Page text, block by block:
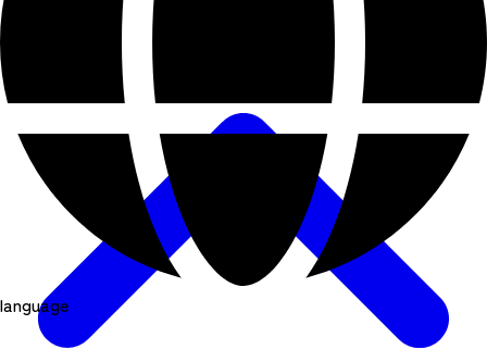
language